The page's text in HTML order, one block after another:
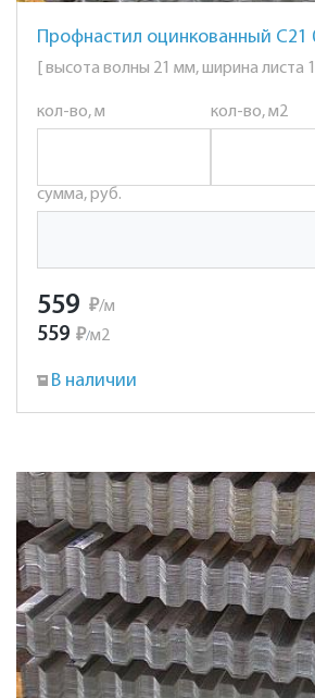
[ высота волны 21 мм, ширина листа
кол-во, м кол-во, м2
сумма, руб.
559 ₽/м
559 ₽/м2
В наличии